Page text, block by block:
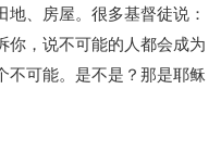
、房屋。很多基督徒说：
你，说不可能的人都会成为
不可能。是不是？那是耶稣